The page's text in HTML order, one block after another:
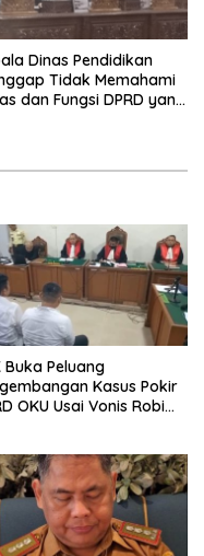
Dinas Pendidikan
Tidak Memahami
dan Fungsi DPRD yang
Buka Peluang
Kasus Pokir
OKU Usai Vonis Robi